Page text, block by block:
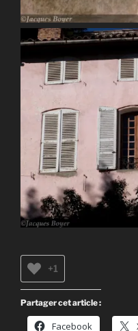
+1
Partager cet article :
Facebook